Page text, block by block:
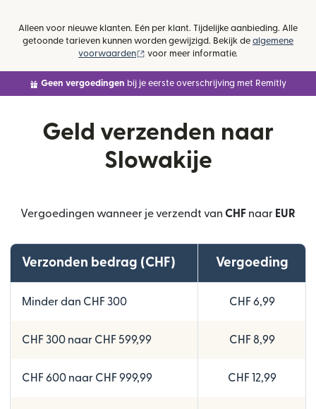
Alleen voor nieuwe klanten. Eén per klant. Tijdelijke aanbieding. Alle
getoonde tarieven kunnen worden gewijzigd. Bekijk de algemene
voorwaarden
(wordt geopend in een nieuw venster)
voor meer informatie.
Geen vergoedingen bij je eerste overschrijving met Remitly
Geld verzenden naar
Slowakije
Vergoedingen wanneer je verzendt van CHF naar EUR
Verzonden bedrag (CHF) Vergoeding
Minder dan CHF 300 CHF 6,99
CHF 300 naar CHF 599,99 CHF 8,99
CHF 600 naar CHF 999,99 CHF 12,99